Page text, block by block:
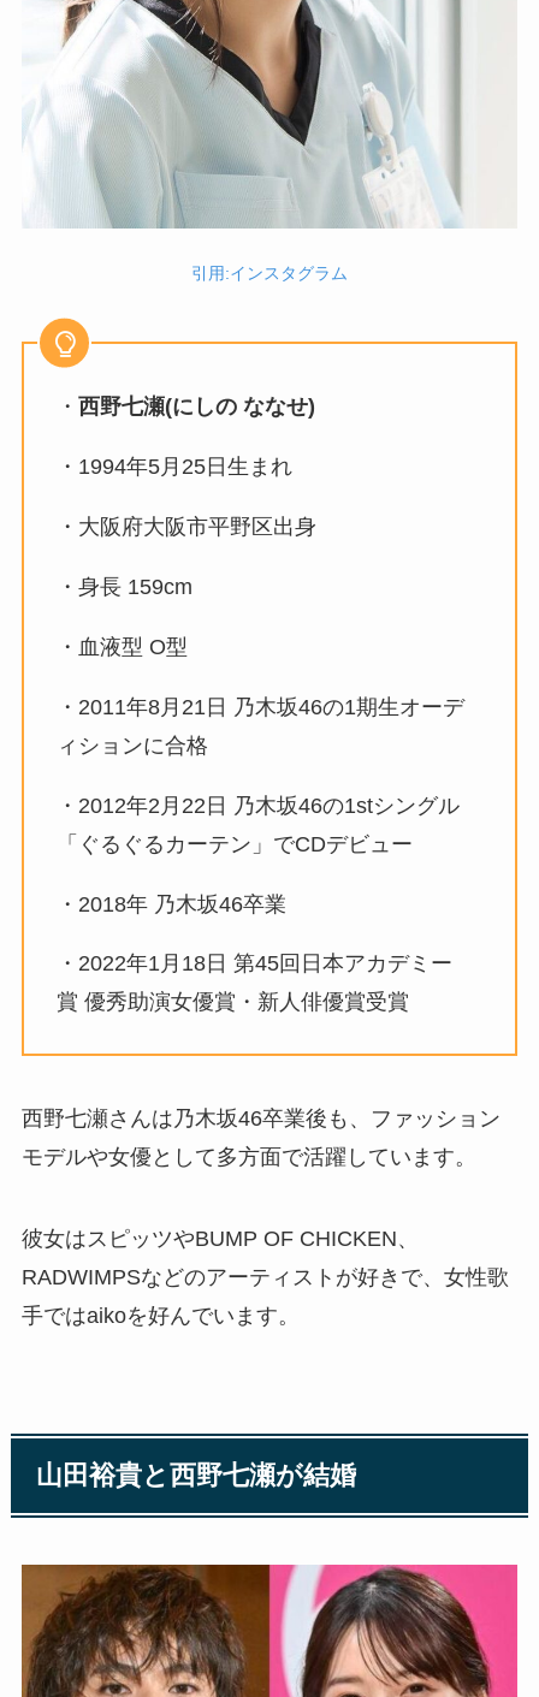
引用:インスタグラム
・ 西野七瀬(にしの ななせ)
・1994年5月25日生まれ
・大阪府大阪市平野区出身
・身長 159cm
・血液型 O型
・ 2011年8月21日 乃木坂46の1期生オーデ
ィションに合格
・ 2012年2月22日 乃木坂46の1stシングル
「 ぐるぐるカーテン」 でCDデビュー
・ 2018年 乃木坂46卒業
・ 2022年1月18日 第45回日本アカデミー
賞 優秀助演女優賞・新人俳優賞受賞
西野七瀬さんは乃木坂46卒業後も、ファッション
モデルや女優として多方面で活躍しています。
彼女はスピッツやBUMP OF CHICKEN、
RADWIMPSなどのアーティストが好きで、女性歌
手ではaikoを好んでいます。
山田裕貴と西野七瀬が結婚